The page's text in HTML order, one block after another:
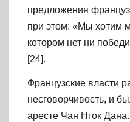
предложения
при этом: «Мы хотим
котором нет ни
[24].
Французские власти
несговорчивость, и
аресте Чан Нгок